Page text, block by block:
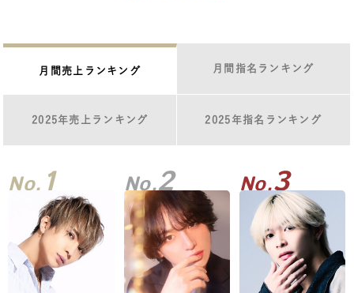
月間売上ランキング 月間指名ランキング
2025年売上ランキング 2025年指名ランキング
No. 1 No.2 No.3